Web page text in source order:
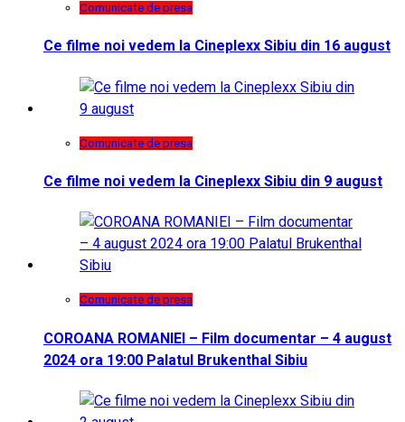
Comunicate de presa
Ce filme noi vedem la Cineplexx Sibiu din 16 august
Comunicate de presa
Ce filme noi vedem la Cineplexx Sibiu din 9 august
Comunicate de presa
COROANA ROMANIEI – Film documentar – 4 august
2024 ora 19:00 Palatul Brukenthal Sibiu